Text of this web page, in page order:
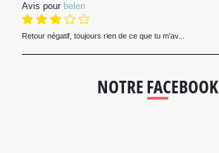
Avis pour belen
Retour négatif, toujours rien de ce que tu m'av...
NOTRE FACEBOOK